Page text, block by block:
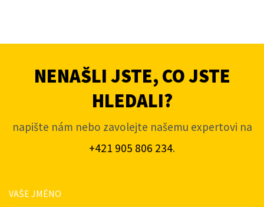
NENAŠLI JSTE, CO JSTE
HLEDALI?
napište nám nebo zavolejte našemu expertovi na
+421 905 806 234.
VAŠE JMÉNO